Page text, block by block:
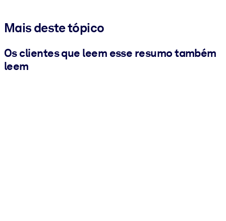
Mais deste tópico
Os clientes que leem esse resumo também
leem